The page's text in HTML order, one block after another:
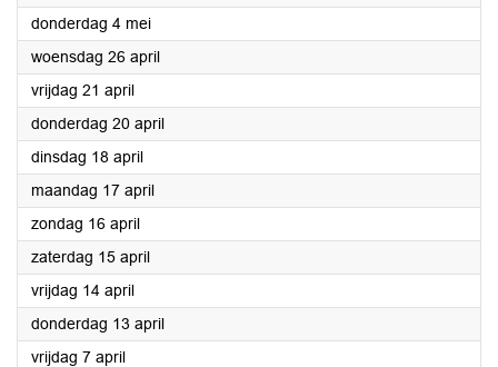
donderdag 4 mei2023
woensdag 26 april2023
vrijdag 21 april2023
donderdag 20 april2023
dinsdag 18 april2023
maandag 17 april2023
zondag 16 april2023
zaterdag 15 april2023
vrijdag 14 april2023
donderdag 13 april2023
vrijdag 7 april2023